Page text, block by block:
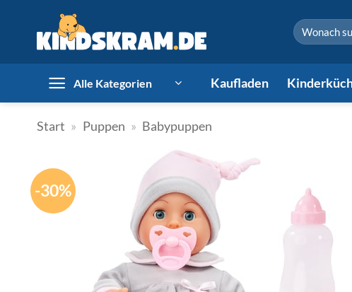
springen
Suchen
nach:
Alle Kategorien Kaufladen
Start » Puppen » Babypuppen
-30%